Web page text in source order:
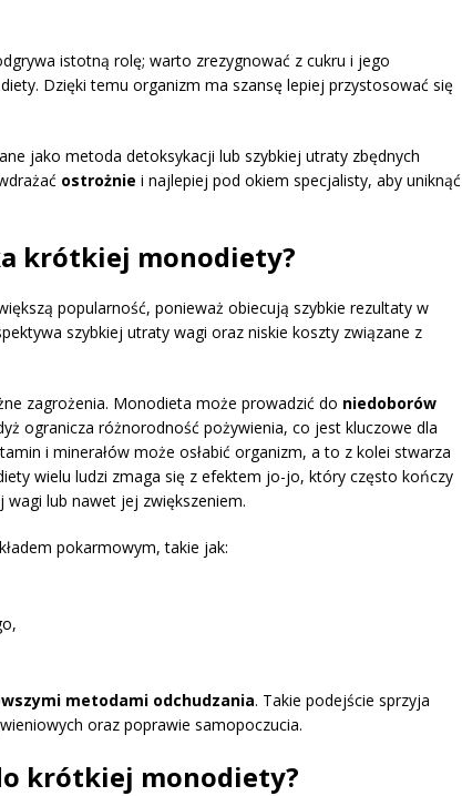
istotną rolę; warto zrezygnować z cukru i jego
Dzięki temu organizm ma szansę lepiej przystosować się
jako metoda detoksykacji lub szybkiej utraty zbędnych
ostrożnie i najlepiej pod okiem specjalisty, aby uniknąć
krótkiej monodiety?
popularność, ponieważ obiecują szybkie rezultaty w
szybkiej utraty wagi oraz niskie koszty związane z
zagrożenia. Monodieta może prowadzić do niedoborów
ogranicza różnorodność pożywienia, co jest kluczowe dla
i minerałów może osłabić organizm, a to z kolei stwarza
wielu ludzi zmaga się z efektem jo-jo, który często kończy
lub nawet jej zwiększeniem.
pokarmowym, takie jak:
metodami odchudzania. Takie podejście sprzyja
oraz poprawie samopoczucia.
krótkiej monodiety?